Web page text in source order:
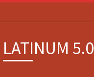
LATINUM 5.0